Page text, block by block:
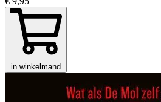
in winkelmand